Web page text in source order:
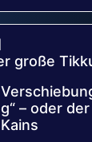
große
– oder